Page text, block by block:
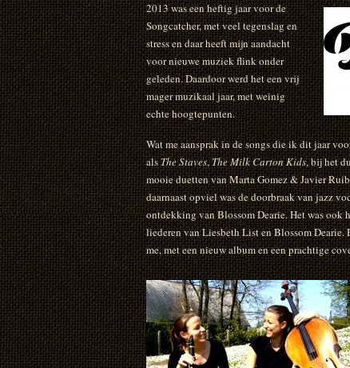
2013 was een heftig jaar voor de
Songcatcher, met veel tegenslag en
stress en daar heeft mijn aandacht
voor nieuwe muziek flink onder
geleden. Daardoor werd het een vrij
mager muzikaal jaar, met weinig
echte hoogtepunten.
Wat me aansprak in de songs die ik dit jaar
alsThe Staves,The Milk Carton Kids, bij het
mooie duetten van Marta Gomez & Javier
daarnaast opviel was de doorbraak van jazz
ontdekking van Blossom Dearie. Het was ook
liederen van Liesbeth List en Blossom
me, met een nieuw album en een prachtige